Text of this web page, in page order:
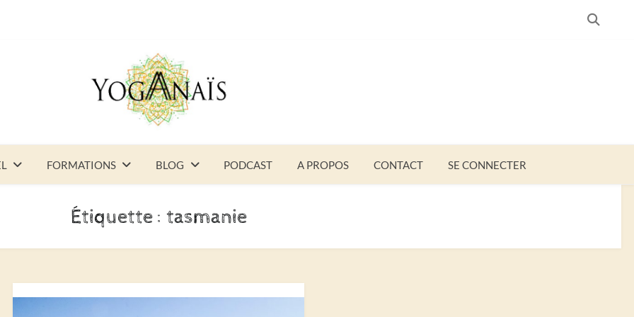
FORMATIONS BLOG PODCAST A PROPOS CONTACT SE CONNECTER
Étiquette : tasmanie